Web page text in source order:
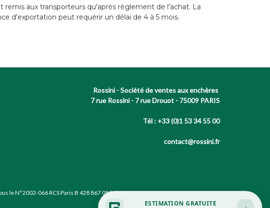
remis aux transporteurs qu'après règlement de l'achat. La
d'exportation peut requérir un délai de 4 à 5 mois.
Rossini - Société de ventes aux enchères
7 rue Rossini - 7 rue Drouot - 75009 PARIS
Tél : +33 (0)1 53 34 55 00
contact@rossini.fr
le N°2002-066 RCS Paris B 428 867 089
ESTIMATION GRATUITE